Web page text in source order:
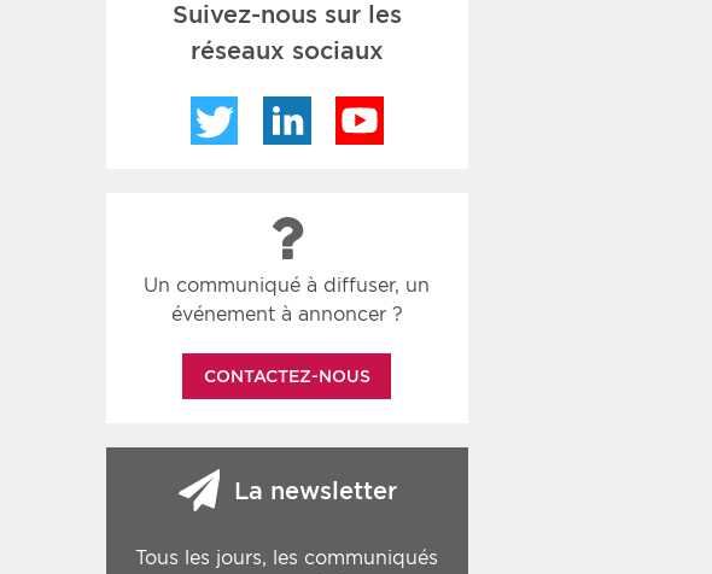
Suivez-nous sur les
réseaux sociaux
Twitter LinkedIn
Un communiqué à diffuser, un
événement à annoncer ?
CONTACTEZ-NOUS
La newsletter
Tous les jours, les communiqués